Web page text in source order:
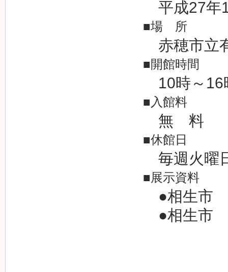
平成27年
■場 所
赤穂市立
■開館時間
10時～16
■入館料
無 料
■休館日
毎週火
■展示資料
●相生市
●相生市